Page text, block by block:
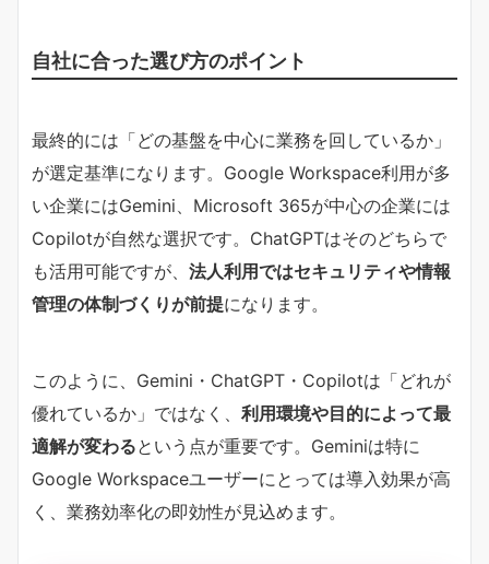
自社に合った選び方のポイント
最終的には「どの基盤を中心に業務を回しているか」
が選定基準になります。Google Workspace利用が多
い企業にはGemini、Microsoft 365が中心の企業には
Copilotが自然な選択です。ChatGPTはそのどちらで
も活用可能ですが、 法人利用ではセキュリティや情報
管理の体制づくりが前提になります。
このように、Gemini・ChatGPT・Copilotは「どれが
優れているか」ではなく、 利用環境や目的によって最
適解が変わるという点が重要です。Geminiは特に
Google Workspaceユーザーにとっては導入効果が高
く、業務効率化の即効性が見込めます。